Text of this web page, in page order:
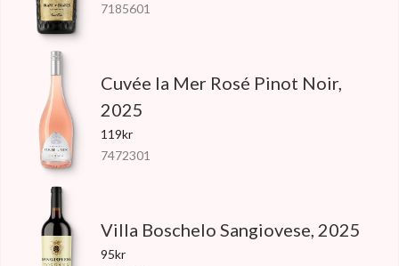
7185601
Cuvée la Mer Rosé Pinot Noir,
2025
119kr
7472301
Villa Boschelo Sangiovese, 2025
95kr